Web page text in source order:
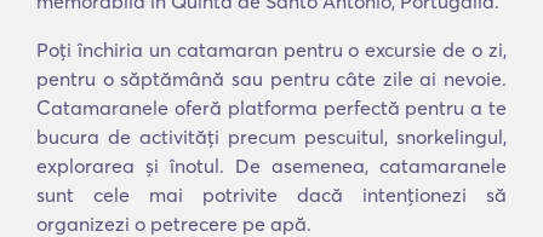
Poți închiria un catamaran pentru o excursie de o zi,
pentru o săptămână sau pentru câte zile ai nevoie.
Catamaranele oferă platforma perfectă pentru a te
bucura de activități precum pescuitul, snorkelingul,
explorarea și înotul. De asemenea, catamaranele
sunt cele mai potrivite dacă intenționezi să
organizezi o petrecere pe apă.